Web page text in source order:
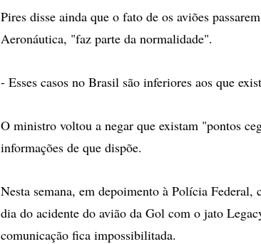
Pires disse ainda que o fato de os aviões
Aeronáutica, "faz parte da normalidade".
- Esses casos no Brasil são inferiores aos que
O ministro voltou a negar que existam "pontos
informações de que dispõe.
Nesta semana, em depoimento à Polícia
dia do acidente do avião da Gol com o jato
comunicação fica impossibilitada.